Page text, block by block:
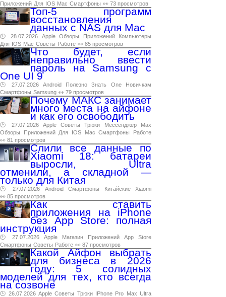
Приложений Для IOS Mac Смартфоны 👀 73 просмотров
Топ-5 программ
восстановления
данных с NAS для Mac
🕑 28.07.2026 Apple Обзоры Приложений
Компьютеры
Для IOS Mac Советы Работе 👀 85 просмотров
Что будет, если
неправильно ввести
пароль на Samsung с
One UI 9
🕑 27.07.2026 Android Полезно Знать One
Новичкам
Смартфоны Samsung 👀 79 просмотров
Почему МАКС занимает
много места на айфоне
и как его освободить
🕑 27.07.2026 Apple Советы Трюки Мессенджер
Max
Обзоры
Приложений Для IOS Mac Смартфоны
Работе
👀 81 просмотров
Слили все данные по
Xiaomi 18: батареи
выросли, Ultra
отменили, а складной —
только для Китая
🕑 27.07.2026 Android Смартфоны Китайские
Xiaomi
👀 85 просмотров
Как ставить
приложения на iPhone
без App Store: полная
инструкция
🕑 27.07.2026 Apple Магазин Приложений App
Store
Смартфоны Советы Работе 👀 87 просмотров
Какой Айфон выбрать
для бизнеса в 2026
году: 5 солидных
моделей для тех, кто всегда
на созвоне
🕑 26.07.2026 Apple Советы Трюки IPhone Pro Max Ultra